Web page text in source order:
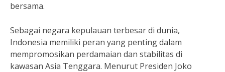
bersama.
Sebagai negara kepulauan terbesar di dunia,
Indonesia memiliki peran yang penting dalam
mempromosikan perdamaian dan stabilitas di
kawasan Asia Tenggara. Menurut Presiden Joko